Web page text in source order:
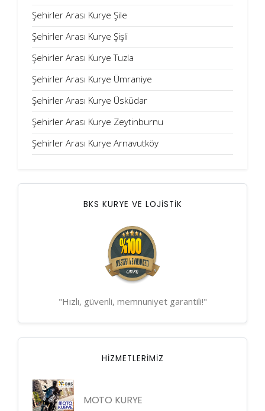
Şehirler Arası Kurye Şile
Şehirler Arası Kurye Şişli
Şehirler Arası Kurye Tuzla
Şehirler Arası Kurye Ümraniye
Şehirler Arası Kurye Üsküdar
Şehirler Arası Kurye Zeytinburnu
Şehirler Arası Kurye Arnavutköy
BKS KURYE VE LOJİSTİK
"Hızlı, güvenli, memnuniyet garantili!"
HIZMETLERIMIZ
MOTO KURYE